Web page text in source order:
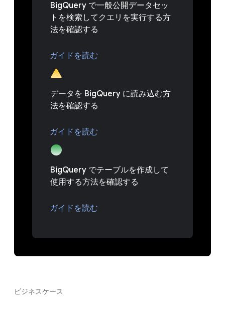
BigQuery で一般公開データセッ
トを検索してクエリを実行する方
法を確認する
ガイドを読む
データを BigQuery に読み込む方
法を確認する
ガイドを読む
BigQuery でテーブルを作成して
使用する方法を確認する
ガイドを読む
ビジネスケース